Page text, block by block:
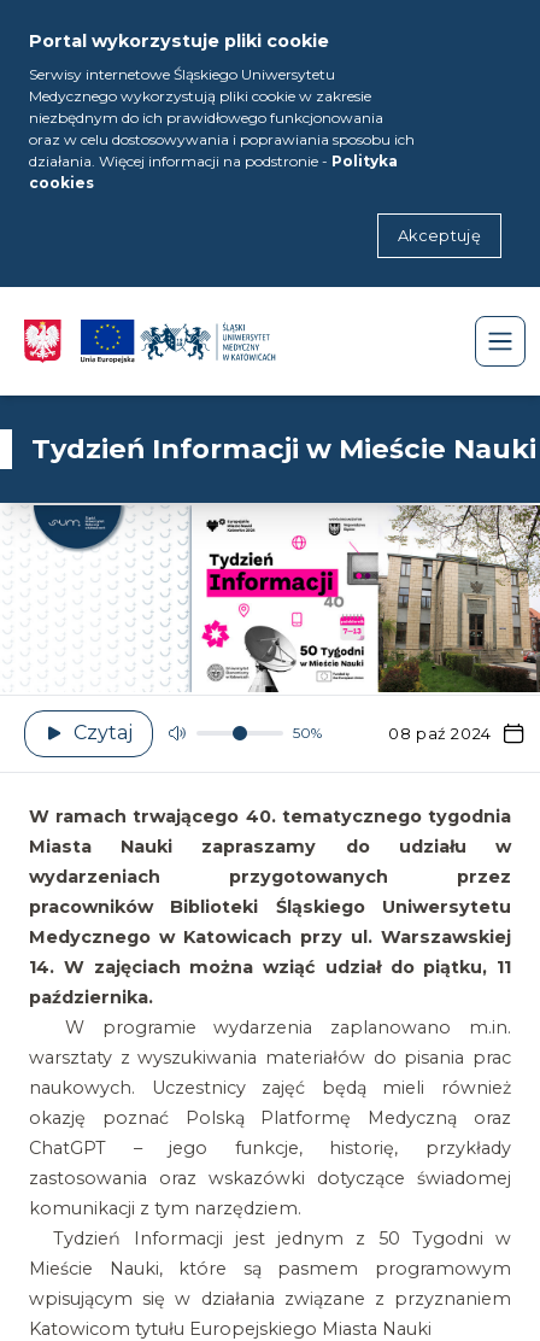
Portal wykorzystuje pliki cookie
Serwisy internetowe Śląskiego Uniwersytetu
Medycznego wykorzystują pliki cookie w zakresie
niezbędnym do ich prawidłowego funkcjonowania
oraz w celu dostosowywania i poprawiania sposobu ich
działania. Więcej informacji na podstronie - Polityka
cookies
Akceptuję
Tydzień Informacji w Mieście Nauki
Czytaj 50% 08 paź 2024
W ramach trwającego 40. tematycznego tygodnia
Miasta Nauki zapraszamy do udziału w
wydarzeniach przygotowanych przez
pracowników Biblioteki Śląskiego Uniwersytetu
Medycznego w Katowicach przy ul. Warszawskiej
14. W zajęciach można wziąć udział do piątku, 11
października.
W programie wydarzenia zaplanowano m.in.
warsztaty z wyszukiwania materiałów do pisania prac
naukowych. Uczestnicy zajęć będą mieli również
okazję poznać Polską Platformę Medyczną oraz
ChatGPT – jego funkcje, historię, przykłady
zastosowania oraz wskazówki dotyczące świadomej
komunikacji z tym narzędziem.
Tydzień Informacji jest jednym z 50 Tygodni w
Mieście Nauki, które są pasmem programowym
wpisującym się w działania związane z przyznaniem
Katowicom tytułu Europejskiego Miasta Nauki